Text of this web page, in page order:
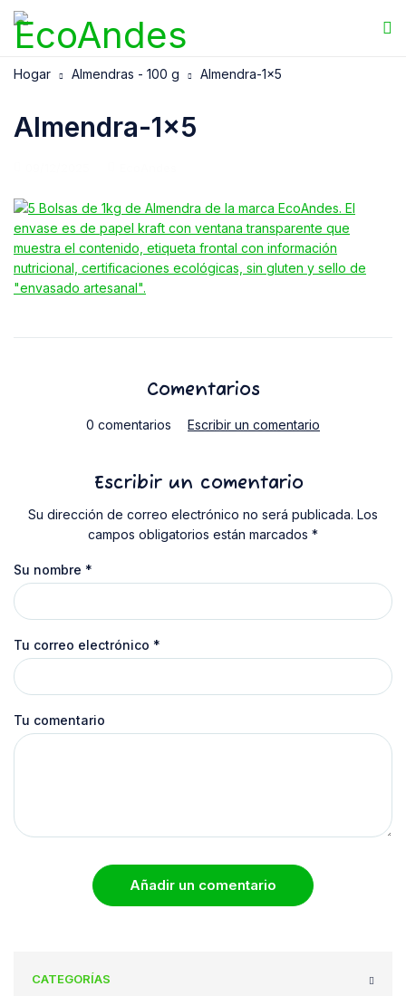
Hogar Almendras - 100 g Almendra-1×5
Almendra-1×5
Comentarios
0 comentarios Escribir un comentario
Escribir un comentario
Su dirección de correo electrónico no será publicada. Los
campos obligatorios están marcados *
Su nombre *
Tu correo electrónico *
Tu comentario
Añadir un comentario
CATEGORÍAS